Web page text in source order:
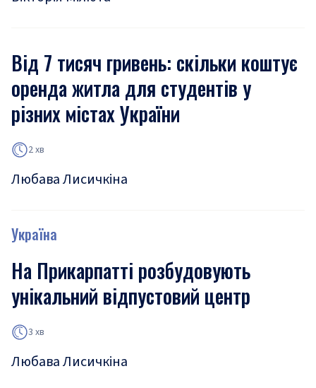
Від 7 тисяч гривень: скільки коштує
оренда житла для студентів у
різних містах України
2 хв
Любава Лисичкіна
Україна
На Прикарпатті розбудовують
унікальний відпустовий центр
3 хв
Любава Лисичкіна